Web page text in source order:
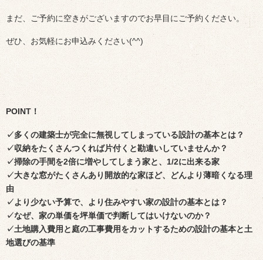
まだ、ご予約に空きがございますのでお早目にご予約ください。
ぜひ、お気軽にお申込みください(^^)
POINT！
✓多くの建築士が完全に無視してしまっている設計の基本とは？
✓収納をたくさんつくれば片付くと勘違いしていませんか？
✓掃除の手間を2倍に増やしてしまう家と、1/2に出来る家
✓大きな窓がたくさんあり開放的な家ほど、どんより薄暗くなる理
由
✓より少ない予算で、より住みやすい家の設計の基本とは？
✓なぜ、家の単価を坪単価で判断してはいけないのか？
✓土地購入費用と庭の工事費用をカットするための設計の基本と土
地選びの基準